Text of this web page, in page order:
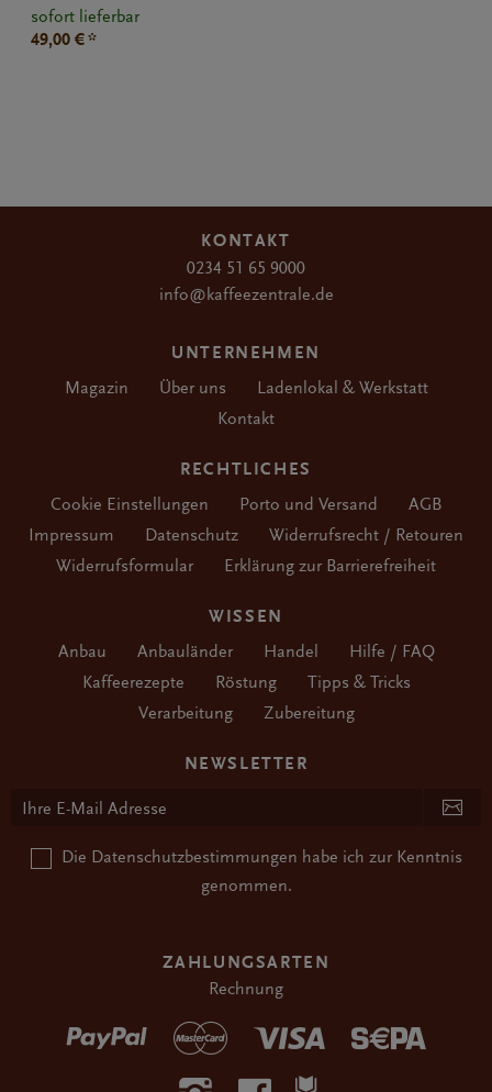
sofort lieferbar
49,00 € *
KONTAKT
0234 51 65 9000
info@kaffeezentrale.de
UNTERNEHMEN
Magazin
Über uns
Ladenlokal & Werkstatt
Kontakt
RECHTLICHES
Cookie Einstellungen
Porto und Versand
AGB
Impressum
Datenschutz
Widerrufsrecht / Retouren
Widerrufsformular
Erklärung zur Barrierefreiheit
WISSEN
Anbau
Anbauländer Handel
Hilfe / FAQ
Kaffeerezepte
Röstung
Tipps & Tricks
Verarbeitung
Zubereitung
NEWSLETTER
Die Datenschutzbestimmungen habe ich zur Kenntnis
genommen.
ZAHLUNGSARTEN
Rechnung